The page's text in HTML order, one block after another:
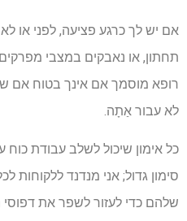
אם יש לך כרגע פציעה, לפני או
תחתון, או נאבקים במצבי
רופא מוסמך אם אינך בטוח אם
לא עבור אַתָה.
כל אימון שיכול לשלב עבודת כוח
סימון גדול; אני מנדנד ללקוחות
שלהם כדי לעזור לשפר את דפוסי